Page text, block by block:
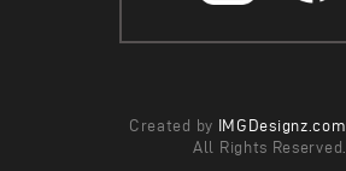
Created by IMGDesignz.com
All Rights Reserved.